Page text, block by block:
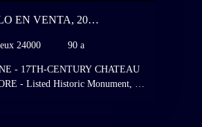
EN VENTA, 20
24000 90 a
- 17TH-CENTURY CHATEAU
- Listed Historic Monument, in